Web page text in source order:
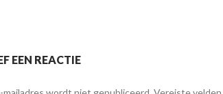
EEN REACTIE